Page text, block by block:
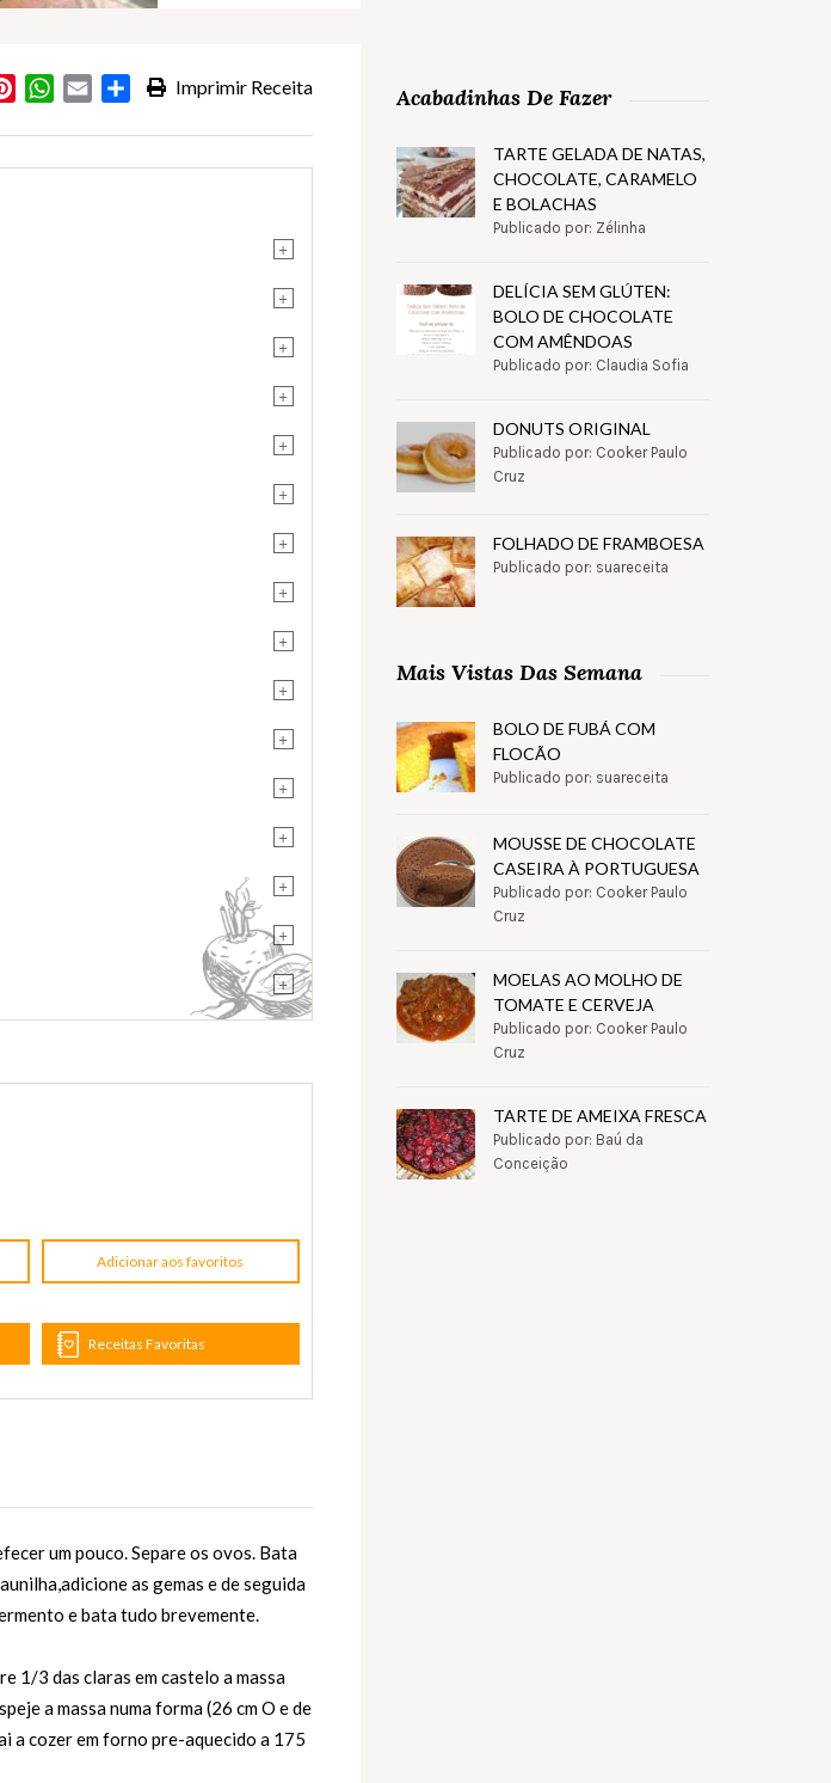
Imprimir Receita
PinterestWhatsApp
Email Partilhar
+
+
+
+
+
+
+
+
+
+
+
+
+
+
+
+
Adicionar aos favoritos
Receitas Favoritas
um pouco. Separe os ovos. Bata
as gemas e de seguida
e bata tudo brevemente.
1/3 das claras em castelo a massa
a massa numa forma (26 cm O e de
a cozer em forno pre-aquecido a 175
Acabadinhas De Fazer
TARTE GELADA DE NATAS,
CHOCOLATE, CARAMELO
E BOLACHAS
Publicado por: Zélinha
DELÍCIA SEM GLÚTEN:
BOLO DE CHOCOLATE
COM AMÊNDOAS
Publicado por: Claudia Sofia
DONUTS ORIGINAL
Publicado por: Cooker Paulo
Cruz
FOLHADO DE FRAMBOESA
Publicado por: suareceita
Mais Vistas Das Semana
BOLO DE FUBÁ COM
FLOCÃO
Publicado por: suareceita
MOUSSE DE CHOCOLATE
CASEIRA À PORTUGUESA
Publicado por: Cooker Paulo
Cruz
MOELAS AO MOLHO DE
TOMATE E CERVEJA
Publicado por: Cooker Paulo
Cruz
TARTE DE AMEIXA FRESCA
Publicado por: Baú da
Conceição